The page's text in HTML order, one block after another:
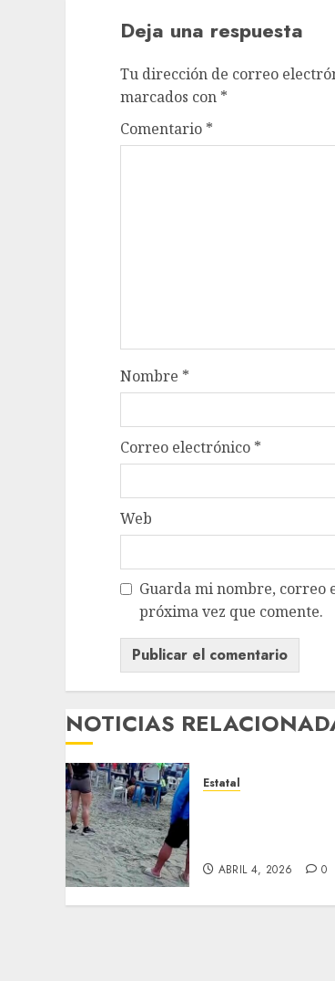
Deja una respuesta
Tu dirección de correo
marcados con *
Comentario *
Nombre *
Correo electrónico *
Web
Guarda mi nombre, correo
próxima vez que comente.
NOTICIAS
Estatal
ABRIL 4, 2026 0